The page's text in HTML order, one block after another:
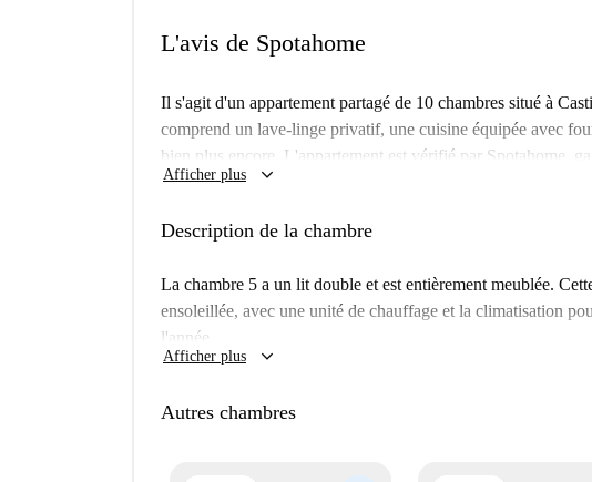
L'avis de Spotahome
Il s'agit d'un appartement partagé de 10 chambres situé à
comprend un lave-linge privatif, une cuisine équipée avec
bien plus encore. L'appartement est vérifié par Spotahome,
parfaitement aux jeunes actifs et aux étudiants. Toutes les
vous trouverez d'excellents restaurants comme Teitu,
desservi par les transports en commun, il constitue un
un cadre de vie dynamique et accessible. Ne manquez pas
logement à Castillejos avec Spotahome.
Afficher plus keyboard_arrow_down
Description de la chambre
La chambre 5 a un lit double et est entièrement meublée.
ensoleillée, avec une unité de chauffage et la climatisation
l'année.
Afficher plus keyboard_arrow_down
Autres chambres